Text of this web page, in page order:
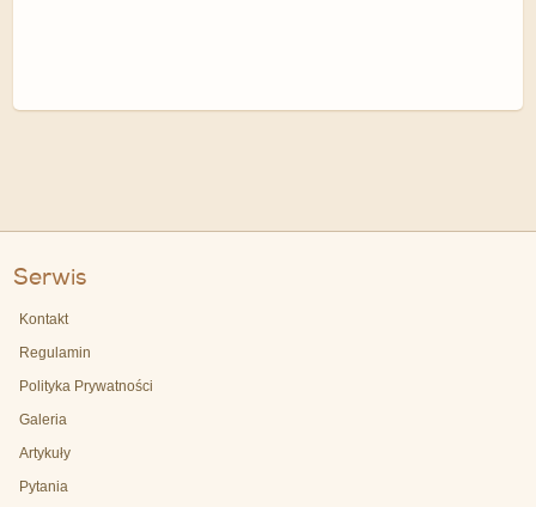
Serwis
Kontakt
Regulamin
Polityka Prywatności
Galeria
Artykuły
Pytania